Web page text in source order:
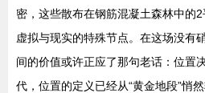
密，这些散布在钢筋混凝土森林中的
虚拟与现实的特殊节点。在这场没有
间的价值或许正应了那句老话：位置
代，位置的定义已经从“黄金地段”悄然